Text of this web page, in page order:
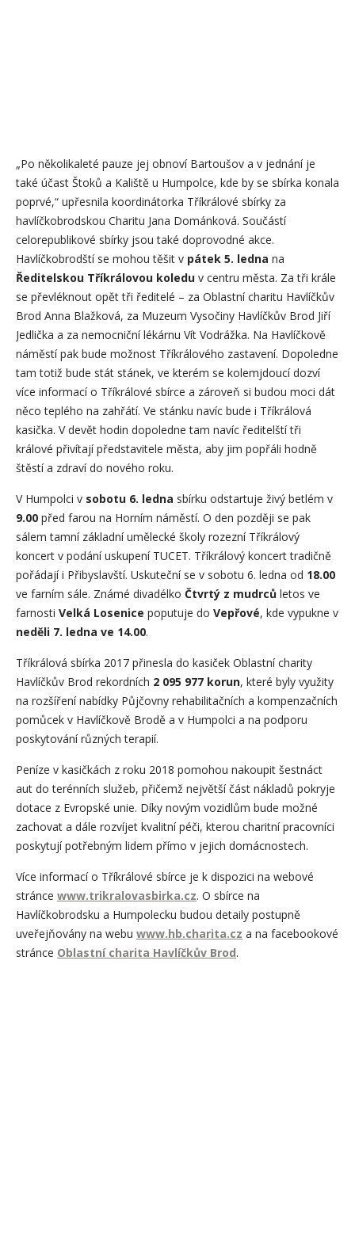
„Po několikaleté pauze jej obnoví Bartoušov a v jednání je
také účast Štoků a Kaliště u Humpolce, kde by se sbírka konala
poprvé,“ upřesnila koordinátorka Tříkrálové sbírky za
havlíčkobrodskou Charitu Jana Dománková. Součástí
celorepublikové sbírky jsou také doprovodné akce.
Havlíčkobrodští se mohou těšit v pátek 5. ledna na
Ředitelskou Tříkrálovou koledu v centru města. Za tři krále
se převléknout opět tři ředitelé – za Oblastní charitu Havlíčkův
Brod Anna Blažková, za Muzeum Vysočiny Havlíčkův Brod Jiří
Jedlička a za nemocniční lékárnu Vít Vodrážka. Na Havlíčkově
náměstí pak bude možnost Tříkrálového zastavení. Dopoledne
tam totiž bude stát stánek, ve kterém se kolemjdoucí dozví
více informací o Tříkrálové sbírce a zároveň si budou moci dát
něco teplého na zahřátí. Ve stánku navíc bude i Tříkrálová
kasička. V devět hodin dopoledne tam navíc ředitelští tři
králové přivítají představitele města, aby jim popřáli hodně
štěstí a zdraví do nového roku.
V Humpolci v sobotu 6. ledna sbírku odstartuje živý betlém v
9.00 před farou na Horním náměstí. O den později se pak
sálem tamní základní umělecké školy rozezní Tříkrálový
koncert v podání uskupení TUCET. Tříkrálový koncert tradičně
pořádají i Přibyslavští. Uskuteční se v sobotu 6. ledna od 18.00
ve farním sále. Známé divadélko Čtvrtý z mudrců letos ve
farnosti Velká Losenice poputuje do Vepřové, kde vypukne v
neděli 7. ledna ve 14.00.
Tříkrálová sbírka 2017 přinesla do kasiček Oblastní charity
Havlíčkův Brod rekordních 2 095 977 korun, které byly využity
na rozšíření nabídky Půjčovny rehabilitačních a kompenzačních
pomůcek v Havlíčkově Brodě a v Humpolci a na podporu
poskytování různých terapií.
Peníze v kasičkách z roku 2018 pomohou nakoupit šestnáct
aut do terénních služeb, přičemž největší část nákladů pokryje
dotace z Evropské unie. Díky novým vozidlům bude možné
zachovat a dále rozvíjet kvalitní péči, kterou charitní pracovníci
poskytují potřebným lidem přímo v jejich domácnostech.
Více informací o Tříkrálové sbírce je k dispozici na webové
stránce www.trikralovasbirka.cz. O sbírce na
Havlíčkobrodsku a Humpolecku budou detaily postupně
uveřejňovány na webu www.hb.charita.cz a na facebookové
stránce Oblastní charita Havlíčkův Brod.